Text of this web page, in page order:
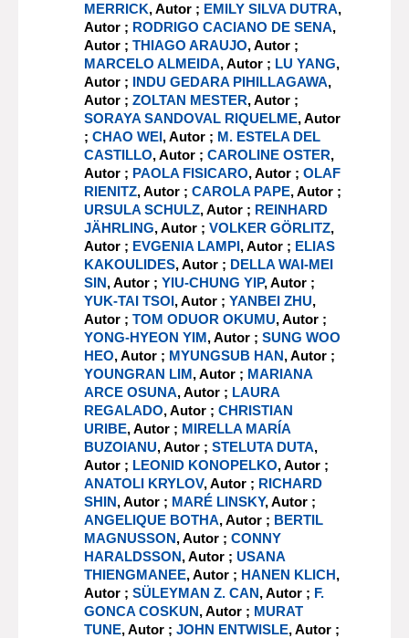
MERRICK, Autor ; EMILY SILVA DUTRA,
Autor ; RODRIGO CACIANO DE SENA,
Autor ;THIAGO ARAUJO, Autor ;
MARCELO ALMEIDA, Autor ; LU YANG,
Autor ; INDU GEDARA PIHILLAGAWA,
Autor ;ZOLTAN MESTER, Autor ;
SORAYA SANDOVAL RIQUELME, Autor
;CHAO WEI, Autor ; M. ESTELA DEL
CASTILLO, Autor ;CAROLINE OSTER,
Autor ; PAOLA FISICARO, Autor ;OLAF
RIENITZ, Autor ;CAROLA PAPE, Autor ;
URSULA SCHULZ, Autor ; REINHARD
JÄHRLING, Autor ;VOLKER GÖRLITZ,
Autor ; EVGENIA LAMPI, Autor ; ELIAS
KAKOULIDES, Autor ; DELLA WAI-MEI
SIN, Autor ;YIU-CHUNG YIP, Autor ;
YUK-TAI TSOI, Autor ;YANBEI ZHU,
Autor ;TOM ODUOR OKUMU, Autor ;
YONG-HYEON YIM, Autor ;SUNG WOO
HEO, Autor ; MYUNGSUB HAN, Autor ;
YOUNGRAN LIM, Autor ; MARIANA
ARCE OSUNA, Autor ; LAURA
REGALADO, Autor ;CHRISTIAN
URIBE, Autor ; MIRELLA MARÍA
BUZOIANU, Autor ;STELUTA DUTA,
Autor ; LEONID KONOPELKO, Autor ;
ANATOLI KRYLOV, Autor ; RICHARD
SHIN, Autor ; MARÉ LINSKY, Autor ;
ANGELIQUE BOTHA, Autor ; BERTIL
MAGNUSSON, Autor ;CONNY
HARALDSSON, Autor ;USANA
THIENGMANEE, Autor ; HANEN KLICH,
Autor ;SÜLEYMAN Z. CAN, Autor ; F.
GONCA COSKUN, Autor ; MURAT
TUNE, Autor ;JOHN ENTWISLE, Autor ;